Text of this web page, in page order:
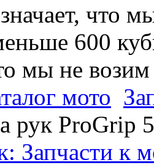
что
600
мы не
мото
рук ProGrip
Запчасти к